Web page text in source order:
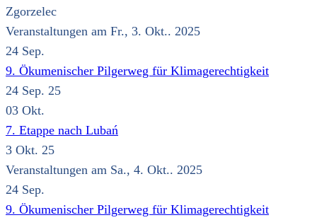
Zgorzelec
Veranstaltungen am Fr., 3. Okt.. 2025
24 Sep.
9. Ökumenischer Pilgerweg für Klimagerechtigkeit
24 Sep. 25
03 Okt.
7. Etappe nach Lubań
3 Okt. 25
Veranstaltungen am Sa., 4. Okt.. 2025
24 Sep.
9. Ökumenischer Pilgerweg für Klimagerechtigkeit